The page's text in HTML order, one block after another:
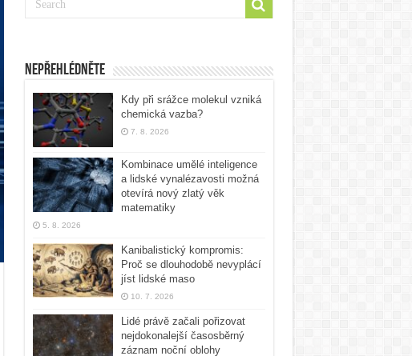
Nepřehlédněte
Kdy při srážce molekul vzniká
chemická vazba?
7. 8. 2026
Kombinace umělé inteligence
a lidské vynalézavosti možná
otevírá nový zlatý věk
matematiky
5. 8. 2026
Kanibalistický kompromis:
Proč se dlouhodobě nevyplácí
jíst lidské maso
10. 7. 2026
Lidé právě začali pořizovat
nejdokonalejší časosběrný
záznam noční oblohy